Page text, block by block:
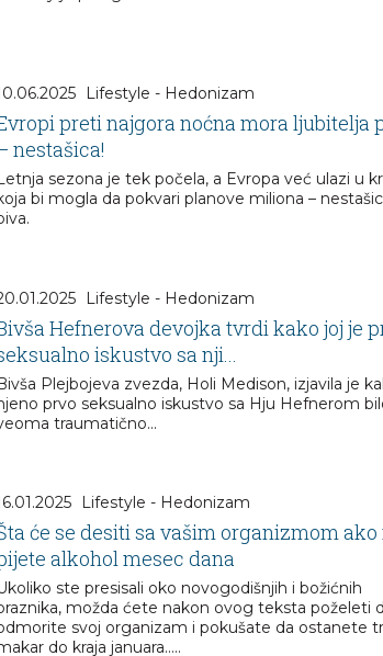
Lifestyle - Hedonizam
preti najgora noćna mora ljubitelja
nestašica!
sezona je tek počela, a Evropa već ulazi u
bi mogla da pokvari planove miliona –
Lifestyle - Hedonizam
Hefnerova devojka tvrdi kako joj je
iskustvo sa nji...
Plejbojeva zvezda, Holi Medison, izjavila je
prvo seksualno iskustvo sa Hju Hefnerom
traumatično...
Lifestyle - Hedonizam
će se desiti sa vašim organizmom ako
alkohol mesec dana
ste presisali oko novogodišnjih i božićnih
možda ćete nakon ovog teksta poželeti
svoj organizam i pokušate da ostanete
do kraja januara.....